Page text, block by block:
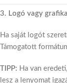
3. Logó vagy
Ha saját logót
Támogatott
TIPP: Ha van
lesz a lenyomat